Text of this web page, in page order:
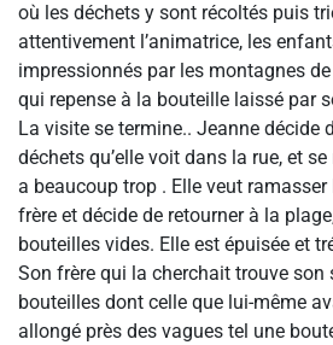
où les déchets y sont récoltés puis
attentivement l’animatrice, les
impressionnés par les montagnes
qui repense à la bouteille laissé par
La visite se termine.. Jeanne décide
déchets qu’elle voit dans la rue, et
a beaucoup trop . Elle veut
frère et décide de retourner à la
bouteilles vides. Elle est épuisée et
Son frère qui la cherchait trouve son
bouteilles dont celle que lui-même
allongé près des vagues tel une